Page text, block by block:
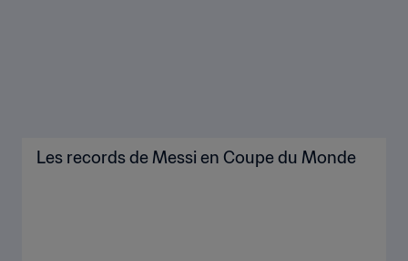
Les records de Messi en Coupe du Monde